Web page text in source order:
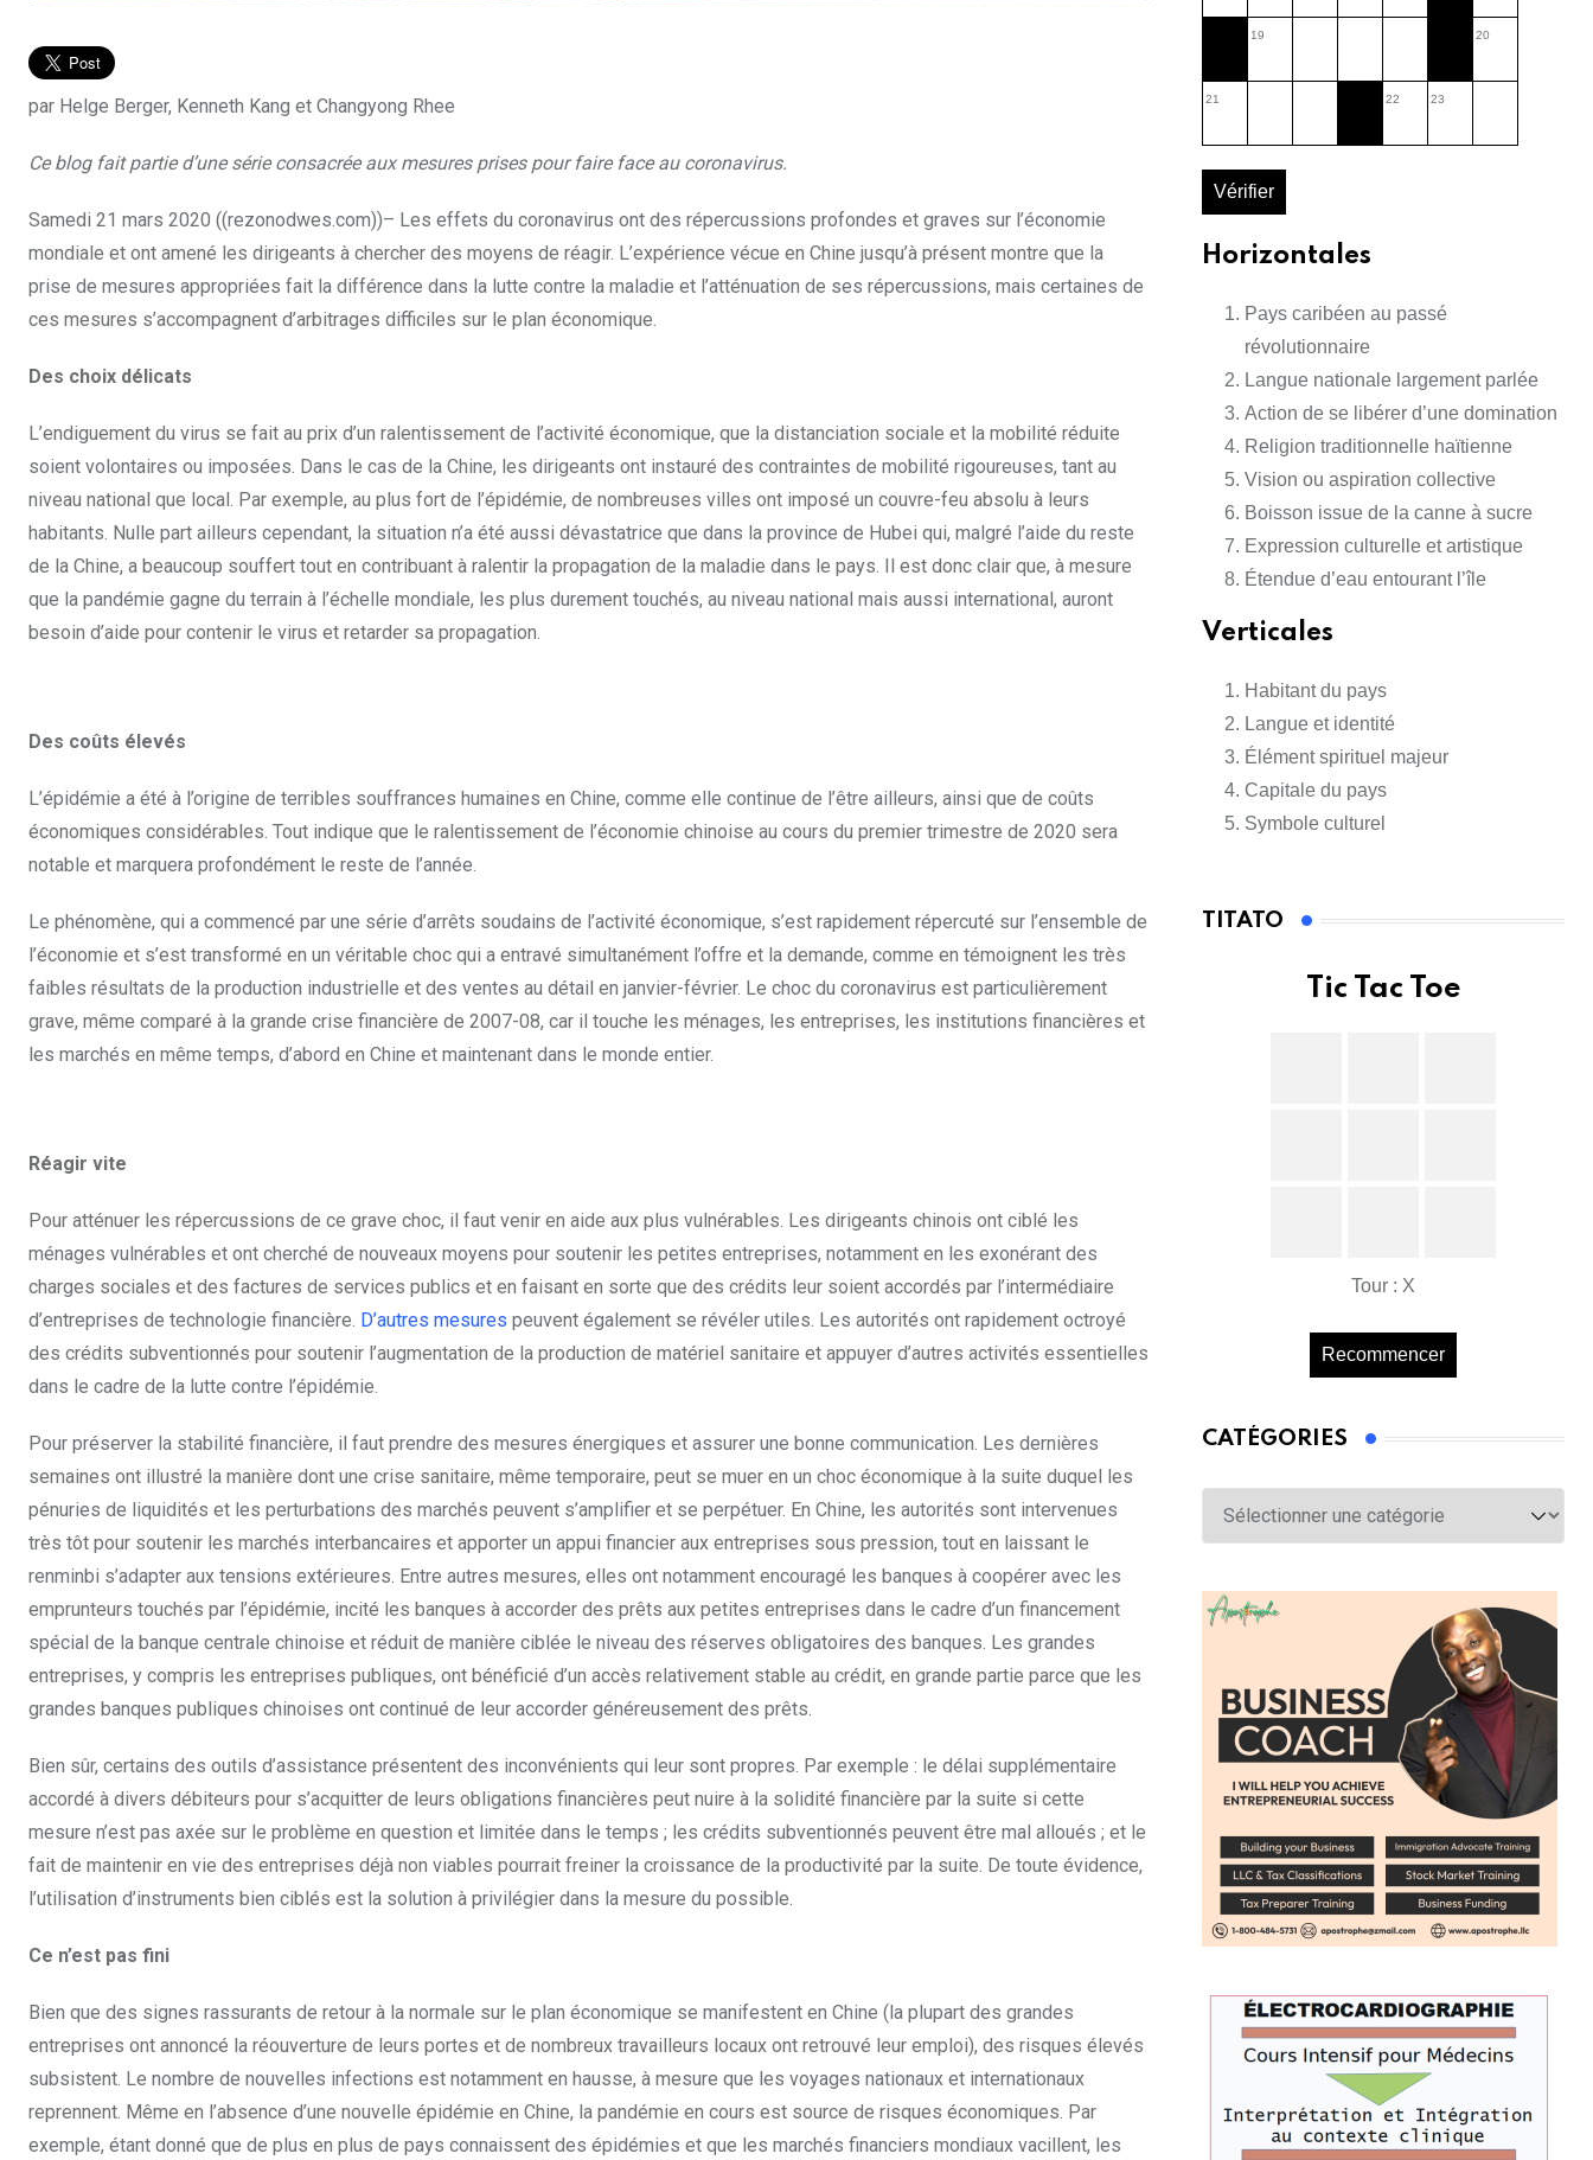
par Helge Berger, Kenneth Kang et Changyong Rhee
Ce blog fait partie d’une série consacrée aux mesures prises pour faire face au coronavirus.
Samedi 21 mars 2020 ((rezonodwes.com))– Les effets du coronavirus ont des répercussions profondes et graves sur l’économie
mondiale et ont amené les dirigeants à chercher des moyens de réagir. L’expérience vécue en Chine jusqu’à présent montre que la
prise de mesures appropriées fait la différence dans la lutte contre la maladie et l’atténuation de ses répercussions, mais certaines de
ces mesures s’accompagnent d’arbitrages difficiles sur le plan économique.
Des choix délicats
L’endiguement du virus se fait au prix d’un ralentissement de l’activité économique, que la distanciation sociale et la mobilité réduite
soient volontaires ou imposées. Dans le cas de la Chine, les dirigeants ont instauré des contraintes de mobilité rigoureuses, tant au
niveau national que local. Par exemple, au plus fort de l’épidémie, de nombreuses villes ont imposé un couvre-feu absolu à leurs
habitants. Nulle part ailleurs cependant, la situation n’a été aussi dévastatrice que dans la province de Hubei qui, malgré l’aide du reste
de la Chine, a beaucoup souffert tout en contribuant à ralentir la propagation de la maladie dans le pays. Il est donc clair que, à mesure
que la pandémie gagne du terrain à l’échelle mondiale, les plus durement touchés, au niveau national mais aussi international, auront
besoin d’aide pour contenir le virus et retarder sa propagation.
Des coûts élevés
L’épidémie a été à l’origine de terribles souffrances humaines en Chine, comme elle continue de l’être ailleurs, ainsi que de coûts
économiques considérables. Tout indique que le ralentissement de l’économie chinoise au cours du premier trimestre de 2020 sera
notable et marquera profondément le reste de l’année.
Le phénomène, qui a commencé par une série d’arrêts soudains de l’activité économique, s’est rapidement répercuté sur l’ensemble de
l’économie et s’est transformé en un véritable choc qui a entravé simultanément l’offre et la demande, comme en témoignent les très
faibles résultats de la production industrielle et des ventes au détail en janvier-février. Le choc du coronavirus est particulièrement
grave, même comparé à la grande crise financière de 2007-08, car il touche les ménages, les entreprises, les institutions financières et
les marchés en même temps, d’abord en Chine et maintenant dans le monde entier.
Réagir vite
Pour atténuer les répercussions de ce grave choc, il faut venir en aide aux plus vulnérables. Les dirigeants chinois ont ciblé les
ménages vulnérables et ont cherché de nouveaux moyens pour soutenir les petites entreprises, notamment en les exonérant des
charges sociales et des factures de services publics et en faisant en sorte que des crédits leur soient accordés par l’intermédiaire
d’entreprises de technologie financière. D’autres mesures peuvent également se révéler utiles. Les autorités ont rapidement octroyé
des crédits subventionnés pour soutenir l’augmentation de la production de matériel sanitaire et appuyer d’autres activités essentielles
dans le cadre de la lutte contre l’épidémie.
Pour préserver la stabilité financière, il faut prendre des mesures énergiques et assurer une bonne communication. Les dernières
semaines ont illustré la manière dont une crise sanitaire, même temporaire, peut se muer en un choc économique à la suite duquel les
pénuries de liquidités et les perturbations des marchés peuvent s’amplifier et se perpétuer. En Chine, les autorités sont intervenues
très tôt pour soutenir les marchés interbancaires et apporter un appui financier aux entreprises sous pression, tout en laissant le
renminbi s’adapter aux tensions extérieures. Entre autres mesures, elles ont notamment encouragé les banques à coopérer avec les
emprunteurs touchés par l’épidémie, incité les banques à accorder des prêts aux petites entreprises dans le cadre d’un financement
spécial de la banque centrale chinoise et réduit de manière ciblée le niveau des réserves obligatoires des banques. Les grandes
entreprises, y compris les entreprises publiques, ont bénéficié d’un accès relativement stable au crédit, en grande partie parce que les
grandes banques publiques chinoises ont continué de leur accorder généreusement des prêts.
Bien sûr, certains des outils d’assistance présentent des inconvénients qui leur sont propres. Par exemple : le délai supplémentaire
accordé à divers débiteurs pour s’acquitter de leurs obligations financières peut nuire à la solidité financière par la suite si cette
mesure n’est pas axée sur le problème en question et limitée dans le temps ; les crédits subventionnés peuvent être mal alloués ; et le
fait de maintenir en vie des entreprises déjà non viables pourrait freiner la croissance de la productivité par la suite. De toute évidence,
l’utilisation d’instruments bien ciblés est la solution à privilégier dans la mesure du possible.
Ce n’est pas fini
Bien que des signes rassurants de retour à la normale sur le plan économique se manifestent en Chine (la plupart des grandes
entreprises ont annoncé la réouverture de leurs portes et de nombreux travailleurs locaux ont retrouvé leur emploi), des risques élevés
subsistent. Le nombre de nouvelles infections est notamment en hausse, à mesure que les voyages nationaux et internationaux
reprennent. Même en l’absence d’une nouvelle épidémie en Chine, la pandémie en cours est source de risques économiques. Par
exemple, étant donné que de plus en plus de pays connaissent des épidémies et que les marchés financiers mondiaux vacillent, les
19 20
21 22 23
Vérifier
Horizontales
Pays caribéen au passé
révolutionnaire
Langue nationale largement parlée
Action de se libérer d’une domination
Religion traditionnelle haïtienne
Vision ou aspiration collective
Boisson issue de la canne à sucre
Expression culturelle et artistique
Étendue d’eau entourant l’île
Verticales
Habitant du pays
Langue et identité
Élément spirituel majeur
Capitale du pays
Symbole culturel
TITATO
Tic Tac Toe
Tour : X
Recommencer
CATÉGORIES
Catégories